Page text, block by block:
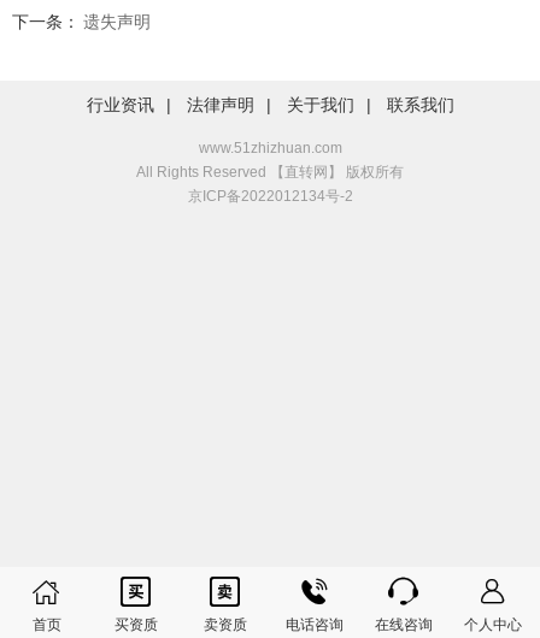
下一条： 遗失声明
行业资讯 | 法律声明 | 关于我们 | 联系我们
www.51zhizhuan.com
All Rights Reserved 【直转网】 版权所有
京ICP备2022012134号-2

首页

买资质

卖资质

电话咨询

在线咨询

个人中心